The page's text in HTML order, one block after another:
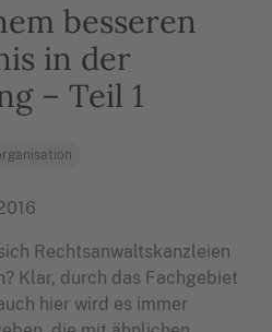
besseren
in der
– Teil 1
Rechtsanwaltskanzleien
Klar, durch das Fachgebiet
hier wird es immer